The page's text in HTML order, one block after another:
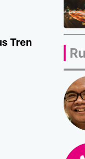
Tren